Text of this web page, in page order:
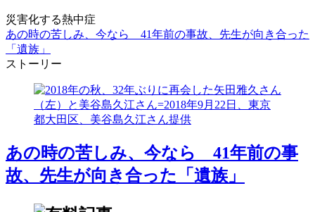
災害化する熱中症
あの時の苦しみ、今なら 41年前の事故、先生が向き合った
「遺族」
ストーリー
あの時の苦しみ、今なら 41年前の事
故、先生が向き合った「遺族」